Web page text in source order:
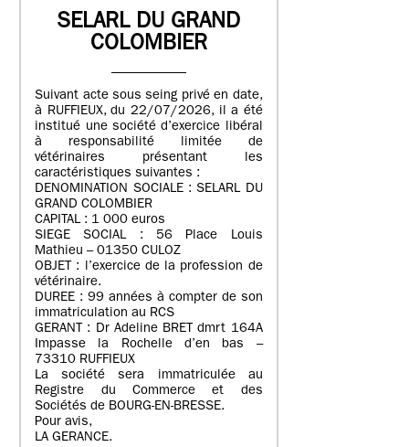
SELARL DU GRAND
COLOMBIER
Suivant acte sous seing privé en date,
à RUFFIEUX, du 22/07/2026, il a été
institué une société d’exercice libéral
à responsabilité limitée de
vétérinaires présentant les
caractéristiques suivantes :
DENOMINATION SOCIALE : SELARL DU
GRAND COLOMBIER
CAPITAL : 1 000 euros
SIEGE SOCIAL : 56 Place Louis
Mathieu – 01350 CULOZ
OBJET : l’exercice de la profession de
vétérinaire.
DUREE : 99 années à compter de son
immatriculation au RCS
GERANT : Dr Adeline BRET dmrt 164A
Impasse la Rochelle d’en bas –
73310 RUFFIEUX
La société sera immatriculée au
Registre du Commerce et des
Sociétés de BOURG-EN-BRESSE.
Pour avis,
LA GERANCE.